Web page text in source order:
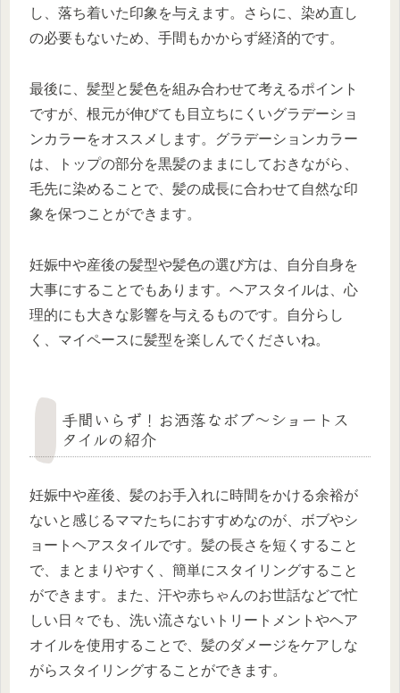
し、落ち着いた印象を与えます。さらに、染め直し
の必要もないため、手間もかからず経済的です。
最後に、髪型と髪色を組み合わせて考えるポイント
ですが、根元が伸びても目立ちにくいグラデーショ
ンカラーをオススメします。グラデーションカラー
は、トップの部分を黒髪のままにしておきながら、
毛先に染めることで、髪の成長に合わせて自然な印
象を保つことができます。
妊娠中や産後の髪型や髪色の選び方は、自分自身を
大事にすることでもあります。ヘアスタイルは、心
理的にも大きな影響を与えるものです。自分らし
く、マイペースに髪型を楽しんでくださいね。
手間いらず！お洒落なボブ〜ショートス
タイルの紹介
妊娠中や産後、髪のお手入れに時間をかける余裕が
ないと感じるママたちにおすすめなのが、ボブやシ
ョートヘアスタイルです。髪の長さを短くすること
で、まとまりやすく、簡単にスタイリングすること
ができます。また、汗や赤ちゃんのお世話などで忙
しい日々でも、洗い流さないトリートメントやヘア
オイルを使用することで、髪のダメージをケアしな
がらスタイリングすることができます。